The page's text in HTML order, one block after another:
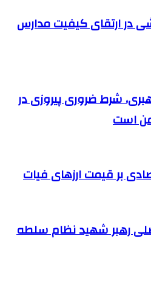
در ارتقای کیفیت مدارس
شرط ضروری پیروزی در
است
بر قیمت ارزهای فیات
رهبر شهید نظام سلطه